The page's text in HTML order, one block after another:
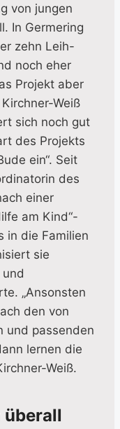
von jungen
In Germering
zehn Leih-
noch eher
Projekt aber
Weiß
sich noch gut
des Projekts
ein“. Seit
des
einer
am Kind“-
in die Familien
sie
„Ansonsten
den von
und passenden
lernen die
Weiß.